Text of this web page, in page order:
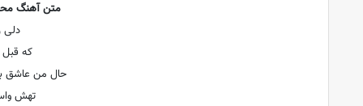
متن آهنگ
دلی
که
حال من عاشق
تهش